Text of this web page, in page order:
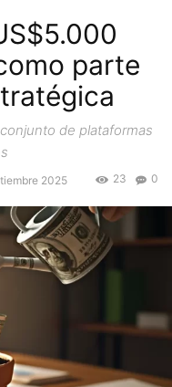
parte
de plataformas
2025 0
23